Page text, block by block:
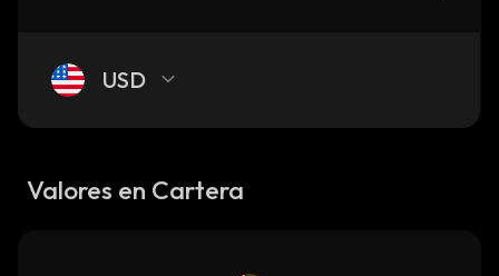
USD
Valores en Cartera